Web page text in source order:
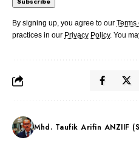
By signing up, you agree to our Terms
practices in our Privacy Policy. You
Mhd. Taufik Arifin ANZIIF